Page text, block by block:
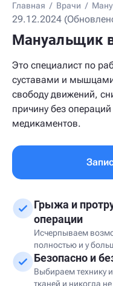
Главная / Врачи /
29.12.2024
Мануальщик
Это специалист по
суставами и
свободу движений,
причину без
медикаментов.
Грыжа и
операции
Исчерпываем
полностью и у
Безопасно и
Выбираем технику
тканей и никогда